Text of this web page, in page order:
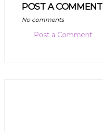
POST A COMMENT
No comments
Post a Comment